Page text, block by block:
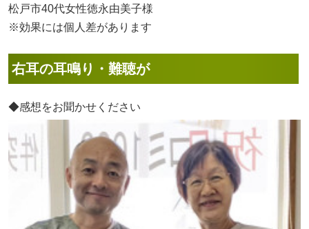
松戸市40代女性徳永由美子様
※効果には個人差があります
右耳の耳鳴り・難聴が
◆感想をお聞かせください